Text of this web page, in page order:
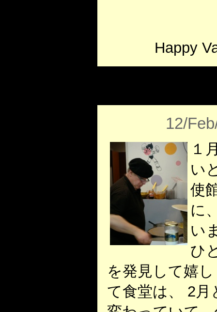
Happy
12/
１
い
使
に
い
ひ
を発見して嬉
て食堂は、 2